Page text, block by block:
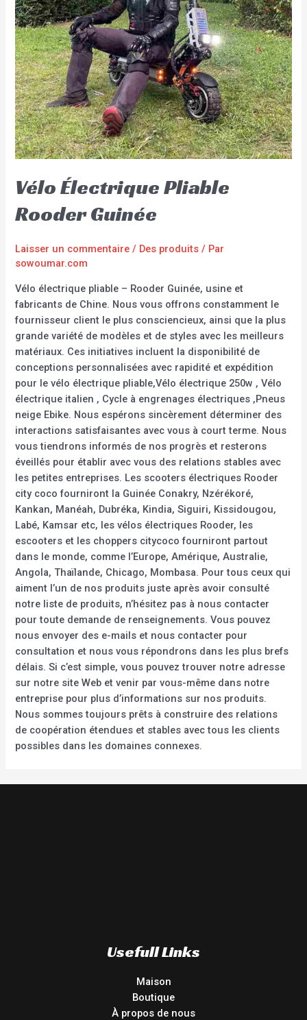
Vélo Électrique Pliable
Rooder Guinée
Laisser un commentaire / Des produits / Par
sowoumar.com
Vélo électrique pliable – Rooder Guinée, usine et
fabricants de Chine. Nous vous offrons constamment le
fournisseur client le plus consciencieux, ainsi que la plus
grande variété de modèles et de styles avec les meilleurs
matériaux. Ces initiatives incluent la disponibilité de
conceptions personnalisées avec rapidité et expédition
pour le vélo électrique pliable,Vélo électrique 250w , Vélo
électrique italien , Cycle à engrenages électriques ,Pneus
neige Ebike. Nous espérons sincèrement déterminer des
interactions satisfaisantes avec vous à court terme. Nous
vous tiendrons informés de nos progrès et resterons
éveillés pour établir avec vous des relations stables avec
les petites entreprises. Les scooters électriques Rooder
city coco fourniront la Guinée Conakry, Nzérékoré,
Kankan, Manéah, Dubréka, Kindia, Siguiri, Kissidougou,
Labé, Kamsar etc, les vélos électriques Rooder, les
escooters et les choppers citycoco fourniront partout
dans le monde, comme l’Europe, Amérique, Australie,
Angola, Thaïlande, Chicago, Mombasa. Pour tous ceux qui
aiment l’un de nos produits juste après avoir consulté
notre liste de produits, n’hésitez pas à nous contacter
pour toute demande de renseignements. Vous pouvez
nous envoyer des e-mails et nous contacter pour
consultation et nous vous répondrons dans les plus brefs
délais. Si c’est simple, vous pouvez trouver notre adresse
sur notre site Web et venir par vous-même dans notre
entreprise pour plus d’informations sur nos produits.
Nous sommes toujours prêts à construire des relations
de coopération étendues et stables avec tous les clients
possibles dans les domaines connexes.
Usefull Links
Maison
Boutique
À propos de nous